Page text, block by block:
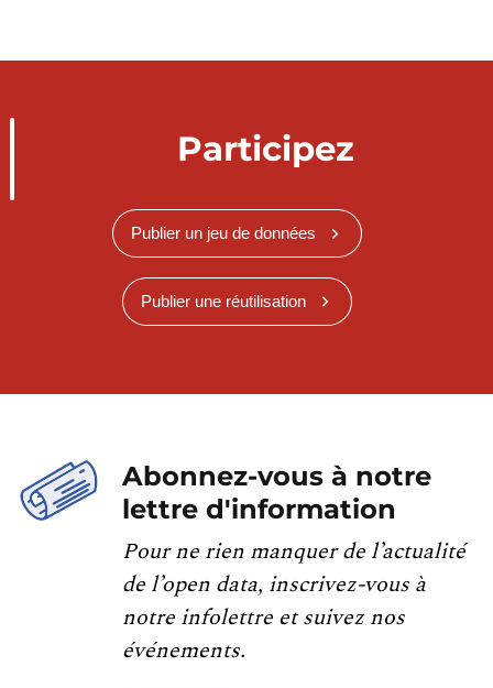
Participez
Publier un jeu de données
Publier une réutilisation
Abonnez-vous à notre
lettre d'information
Pour ne rien manquer de l’actualité
de l’open data, inscrivez-vous à
notre infolettre et suivez nos
événements.